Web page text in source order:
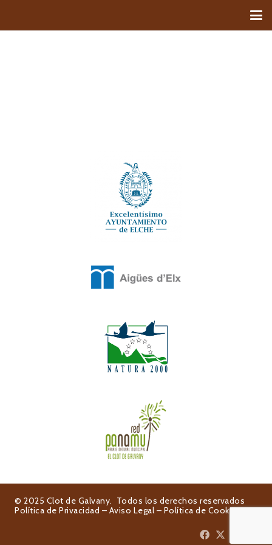
© 2025 Clot de Galvany. Todos los derechos reservados
Política de Privacidad – Aviso Legal – Política de Cookies